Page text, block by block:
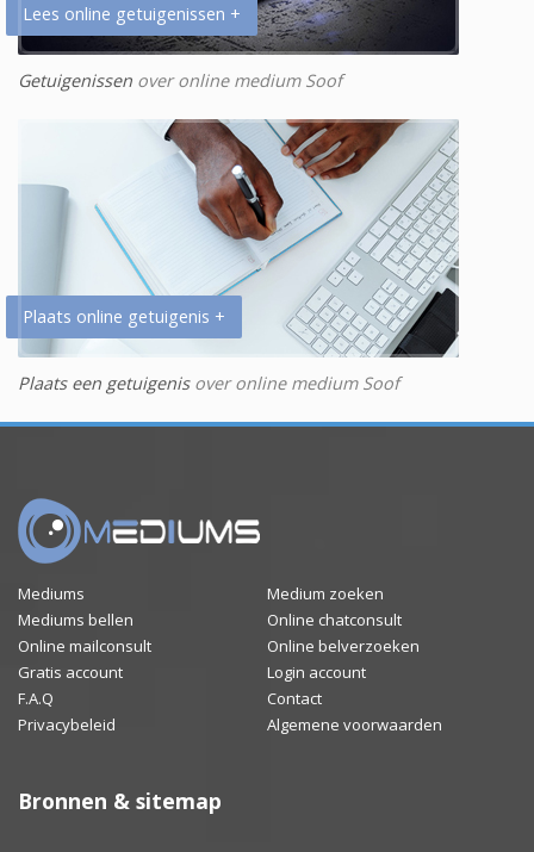
Lees online getuigenissen +
Getuigenissen over online medium Soof
Plaats online getuigenis +
Plaats een getuigenisover online medium Soof
Mediums
Medium zoeken
Mediums bellen
Online chatconsult
Online mailconsult
Online belverzoeken
Gratis account
Login account
F.A.Q
Contact
Privacybeleid
Algemene voorwaarden
Bronnen & sitemap